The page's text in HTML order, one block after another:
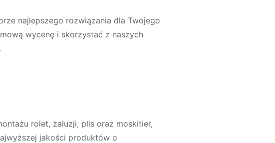
najlepszego rozwiązania dla Twojego
wycenę i skorzystać z naszych
rolet, żaluzji, plis oraz moskitier,
jakości produktów o